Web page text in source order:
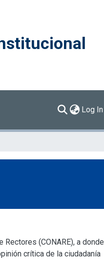
Log In
(CONARE), a donde
crítica de la ciudadanía